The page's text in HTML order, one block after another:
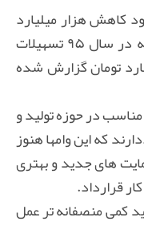
ازسقف ۲۴هزار میلیارد تومان در سال ۹۱ و با وجود کاهش هزار میلیارد
تومانی آن در سال ۹۲ با روی کار آمدن دولت تدبیر و امید فراتر رفت به گونه ای که در سال ۹۵ تسهیلات
کشور از سوی بانک ها رقمی معادل ۵۷هزار میلیارد تومان گزارش شده
در حوزه تولید و
که این وامها هنوز
های جدید و بهتری
قرارداد.
کمی منصفانه تر عمل